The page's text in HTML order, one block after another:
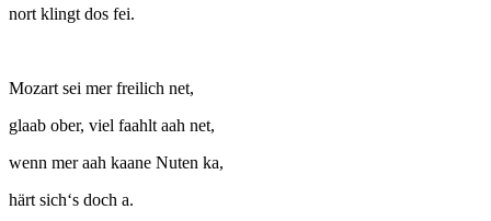
nort klingt dos fei.
Mozart sei mer freilich net,
glaab ober, viel faahlt aah net,
wenn mer aah kaane Nuten ka,
härt sich‘s doch a.